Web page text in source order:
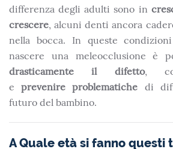
differenza degli adulti sono in
crescere, alcuni denti ancora
nella bocca. In queste
nascere una meleocclusione è
drasticamente il difetto,
eprevenire problematiche di
futuro del bambino.
A Quale età si fanno questi